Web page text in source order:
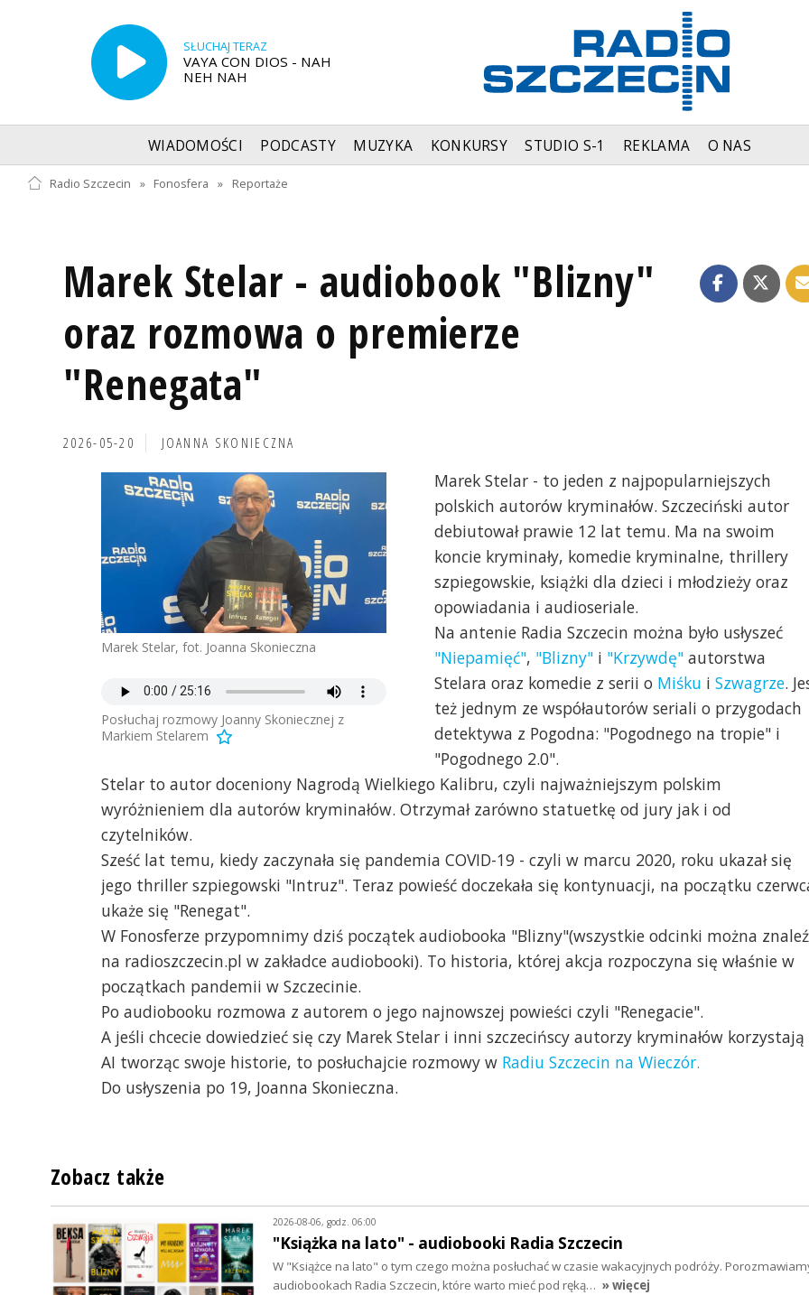
SŁUCHAJ TERAZ
VAYA CON DIOS - NAH
NEH NAH
WIADOMOŚCI PODCASTY MUZYKA KONKURSY STUDIO S-1 REKLAMA O NAS
Radio Szczecin » Fonosfera » Reportaże
Marek Stelar - audiobook "Blizny"
oraz rozmowa o premierze
"Renegata"
2026-05-20 JOANNA SKONIECZNA
Marek Stelar, fot. Joanna Skonieczna
Posłuchaj rozmowy Joanny Skoniecznej z
Markiem Stelarem
Marek Stelar - to jeden z najpopularniejszych
polskich autorów kryminałów. Szczeciński autor
debiutował prawie 12 lat temu. Ma na swoim
koncie kryminały, komedie kryminalne, thrillery
szpiegowskie, książki dla dzieci i młodzieży oraz
opowiadania i audioseriale.
Na antenie Radia Szczecin można było usłyszeć
"Niepamięć", "Blizny"i "Krzywdę" autorstwa
Stelara oraz komedie z serii o Miśku i Szwagrze.
też jednym ze współautorów seriali o przygodach
detektywa z Pogodna: "Pogodnego na tropie" i
"Pogodnego 2.0".
Stelar to autor doceniony Nagrodą Wielkiego Kalibru, czyli najważniejszym polskim
wyróżnieniem dla autorów kryminałów. Otrzymał zarówno statuetkę od jury jak i od
czytelników.
Sześć lat temu, kiedy zaczynała się pandemia COVID-19 - czyli w marcu 2020, roku ukazał się
jego thriller szpiegowski "Intruz". Teraz powieść doczekała się kontynuacji, na początku
ukaże się "Renegat".
W Fonosferze przypomnimy dziś początek audiobooka "Blizny"(wszystkie odcinki można
na radioszczecin.pl w zakładce audiobooki). To historia, której akcja rozpoczyna się właśnie w
początkach pandemii w Szczecinie.
Po audiobooku rozmowa z autorem o jego najnowszej powieści czyli "Renegacie".
A jeśli chcecie dowiedzieć się czy Marek Stelar i inni szczecińscy autorzy kryminałów korzystają
AI tworząc swoje historie, to posłuchajcie rozmowy w Radiu Szczecin na Wieczór.
Do usłyszenia po 19, Joanna Skonieczna.
Zobacz także
2026-08-06, godz. 06:00
"Książka na lato" - audiobooki Radia Szczecin
W "Książce na lato" o tym czego można posłuchać w czasie wakacyjnych podróży.
audiobookach Radia Szczecin, które warto mieć pod ręką… » więcej